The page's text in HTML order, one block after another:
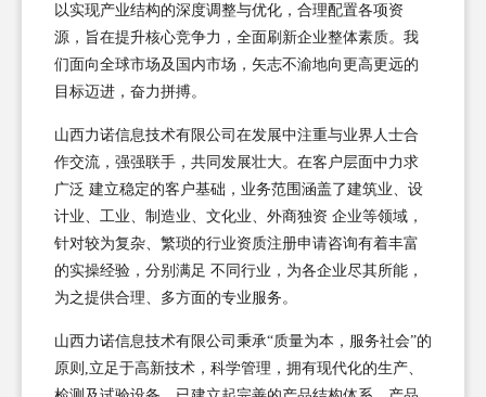
以实现产业结构的深度调整与优化，合理配置各项资
源，旨在提升核心竞争力，全面刷新企业整体素质。我
们面向全球市场及国内市场，矢志不渝地向更高更远的
目标迈进，奋力拼搏。
山西力诺信息技术有限公司在发展中注重与业界人士合
作交流，强强联手，共同发展壮大。在客户层面中力求
广泛 建立稳定的客户基础，业务范围涵盖了建筑业、设
计业、工业、制造业、文化业、外商独资 企业等领域，
针对较为复杂、繁琐的行业资质注册申请咨询有着丰富
的实操经验，分别满足 不同行业，为各企业尽其所能，
为之提供合理、多方面的专业服务。
山西力诺信息技术有限公司秉承“质量为本，服务社会”的
原则,立足于高新技术，科学管理，拥有现代化的生产、